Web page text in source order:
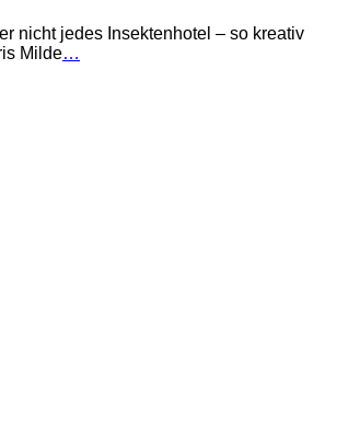
nicht jedes Insektenhotel – so kreativ
Milde…